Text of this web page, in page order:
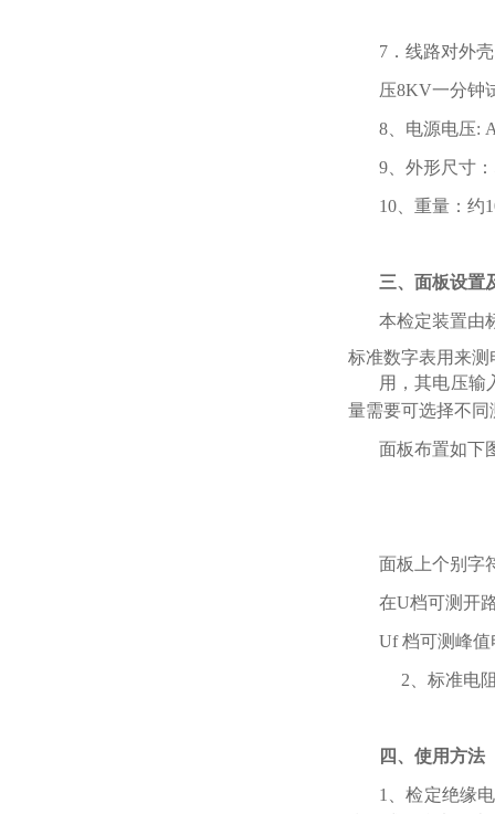
7．线路对外
压8KV一分钟
8、电源电压:
9、外形尺寸：
10、重量：约
三、面板设置
本检定装置由
标准数字表用来
用，其电压输
量需要可选择不同
面板布置如下
面板上个别字
在U档可测开
Uf 档可测峰
2、标准电阻
四、使用方法
1、检定绝缘